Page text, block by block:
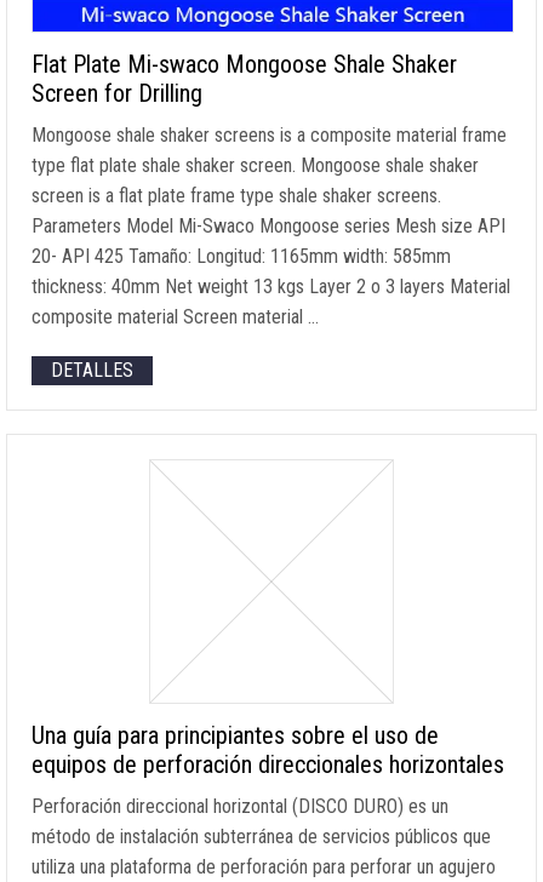
Flat Plate Mi-swaco Mongoose Shale Shaker
Screen for Drilling
Mongoose shale shaker screens is a composite material frame
type flat plate shale shaker screen. Mongoose shale shaker
screen is a flat plate frame type shale shaker screens.
Parameters Model Mi-Swaco Mongoose series Mesh size API
20- API 425 Tamaño: Longitud: 1165mm width: 585mm
thickness: 40mm Net weight 13 kgs Layer 2 o 3 layers Material
composite material Screen material …
DETALLES
Una guía para principiantes sobre el uso de
equipos de perforación direccionales horizontales
Perforación direccional horizontal (DISCO DURO) es un
método de instalación subterránea de servicios públicos que
utiliza una plataforma de perforación para perforar un agujero